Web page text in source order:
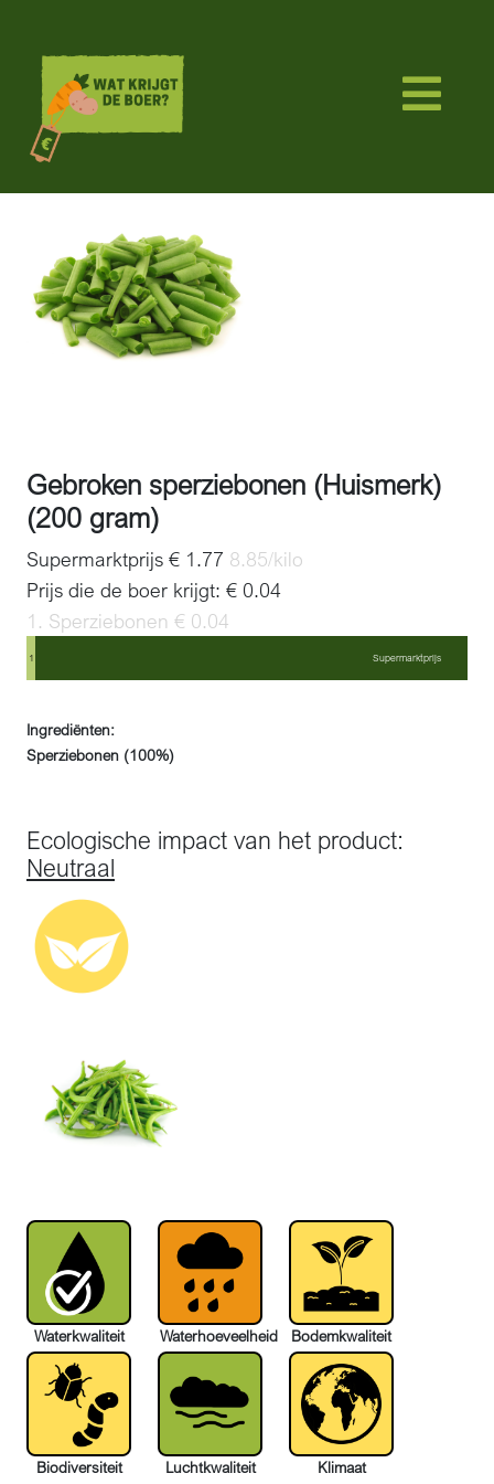
Gebroken sperziebonen (Huismerk)
(200 gram)
Supermarktprijs € 1.77 8.85/kilo
Prijs die de boer krijgt: € 0.04
1. Sperziebonen € 0.04
1 Supermarktprijs
Ingrediënten:
Sperziebonen (100%)
Ecologische impact van het product:
Neutraal
Waterkwaliteit Waterhoeveelheid Bodemkwaliteit
Biodiversiteit Luchtkwaliteit Klimaat